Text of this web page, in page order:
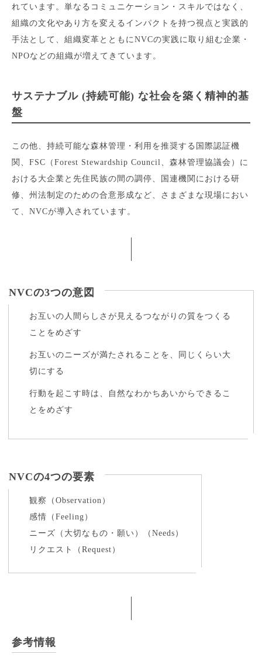
れています。単なるコミュニケーション・スキルではなく、
組織の文化やあり方を変えるインパクトを持つ視点と実践的
手法として、組織変革とともにNVCの実践に取り組む企業・
NPOなどの組織が増えてきています。
サステナブル (持続可能) な社会を築く精神的基
盤
この他、持続可能な森林管理・利用を推奨する国際認証機
関、FSC（Forest Stewardship Council、森林管理協議会）に
おける大企業と先住民族の間の調停、国連機関における研
修、州法制定のための合意形成など、さまざまな現場におい
て、NVCが導入されています。
NVCの3つの意図
お互いの人間らしさが見えるつながりの質をつくる
ことをめざす
お互いのニーズが満たされることを、同じくらい大
切にする
行動を起こす時は、自然なわかちあいからできるこ
とをめざす
NVCの4つの要素
観察（Observation）
感情（Feeling）
ニーズ（大切なもの・願い）（Needs）
リクエスト（Request）
参考情報